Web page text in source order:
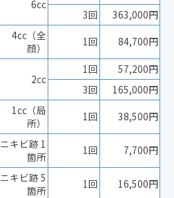
6cc
3回
363,000円
4cc（全
顔）
1回 84,700円
2cc
1回
57,200円
3回
165,000円
1cc（局
所）
1回
38,500円
ニキビ跡 1
箇所
1回
7,700円
ニキビ跡 5
箇所
1回
16,500円